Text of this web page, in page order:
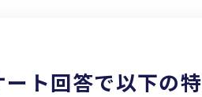
ート回答で以下の